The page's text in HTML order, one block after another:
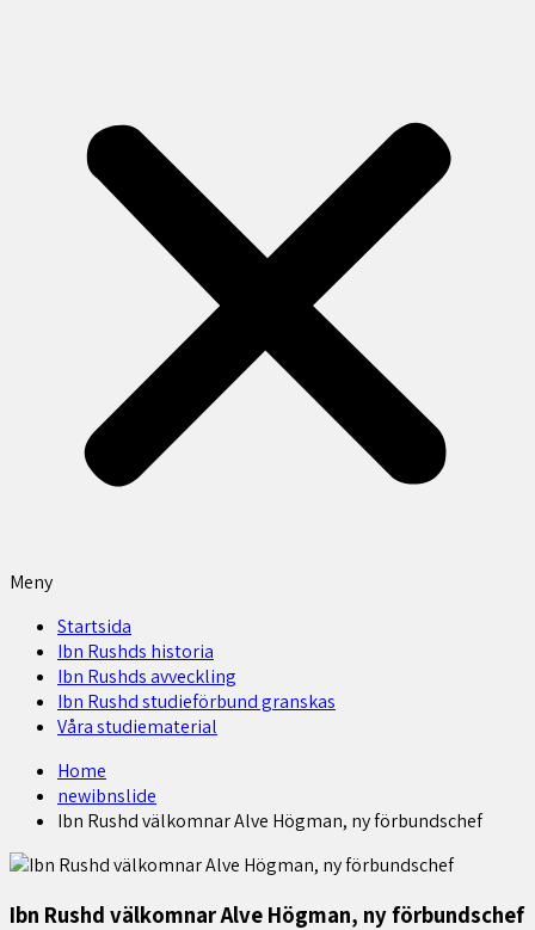
Meny
Startsida
Ibn Rushds historia
Ibn Rushds avveckling
Ibn Rushd studieförbund granskas​
Våra studiematerial
Home
newibnslide
Ibn Rushd välkomnar Alve Högman, ny förbundschef
Ibn Rushd välkomnar Alve Högman, ny förbundschef